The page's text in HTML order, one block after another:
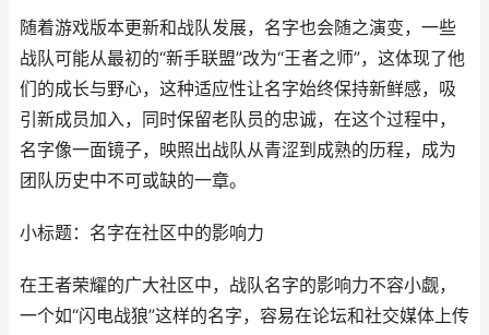
随着游戏版本更新和战队发展，名字也会随之演变，一些
战队可能从最初的“新手联盟”改为“王者之师”，这体现了他
们的成长与野心，这种适应性让名字始终保持新鲜感，吸
引新成员加入，同时保留老队员的忠诚，在这个过程中，
名字像一面镜子，映照出战队从青涩到成熟的历程，成为
团队历史中不可或缺的一章。
小标题：名字在社区中的影响力
在王者荣耀的广大社区中，战队名字的影响力不容小觑，
一个如“闪电战狼”这样的名字，容易在论坛和社交媒体上传